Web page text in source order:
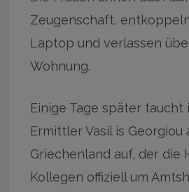
Zeugenschaft,
Laptop und verlassen
Wohnung.
Einige Tage später taucht
Ermittler Vasil is Georgiou
Griechenland auf, der die
Kollegen offiziell um